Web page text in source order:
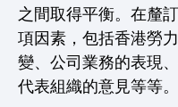
之間取得平衡。在釐
項因素，包括香港勞
變、公司業務的表現
代表組織的意見等等。